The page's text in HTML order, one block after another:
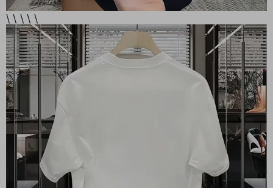
\ \ \ \ \